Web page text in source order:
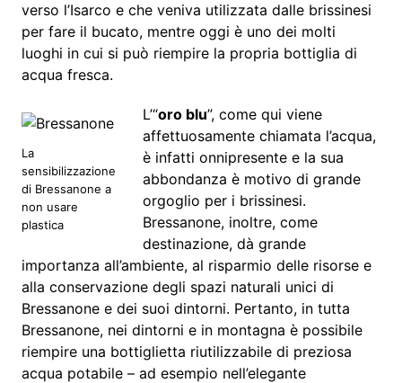
verso l’Isarco e che veniva utilizzata dalle brissinesi
per fare il bucato, mentre oggi è uno dei molti
luoghi in cui si può riempire la propria bottiglia di
acqua fresca.
La
sensibilizzazione
di Bressanone a
non usare
plastica
L’“oro blu”, come qui viene
affettuosamente chiamata l’acqua,
è infatti onnipresente e la sua
abbondanza è motivo di grande
orgoglio per i brissinesi.
Bressanone, inoltre, come
destinazione, dà grande
importanza all’ambiente, al risparmio delle risorse e
alla conservazione degli spazi naturali unici di
Bressanone e dei suoi dintorni. Pertanto, in tutta
Bressanone, nei dintorni e in montagna è possibile
riempire una bottiglietta riutilizzabile di preziosa
acqua potabile – ad esempio nell’elegante